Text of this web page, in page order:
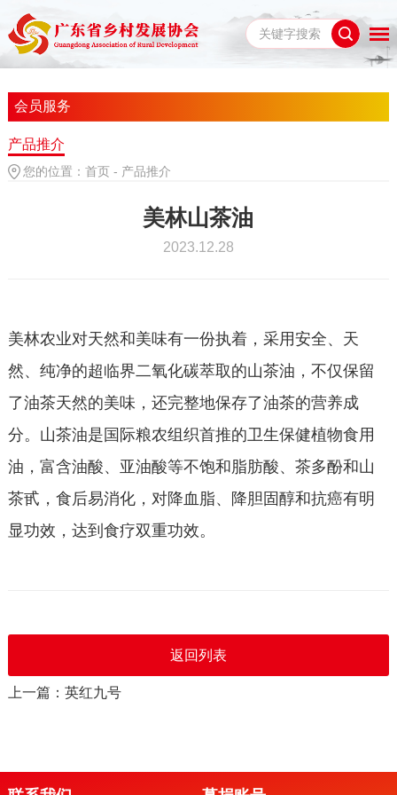
会员服务
产品推介
您的位置： 首页 - 产品推介
美林山茶油
2023.12.28
美林农业对天然和美味有一份执着，采用安全、天
然、纯净的超临界二氧化碳萃取的山茶油，不仅保留
了油茶天然的美味，还完整地保存了油茶的营养成
分。山茶油是国际粮农组织首推的卫生保健植物食用
油，富含油酸、亚油酸等不饱和脂肪酸、茶多酚和山
茶甙，食后易消化，对降血脂、降胆固醇和抗癌有明
显功效，达到食疗双重功效。
返回列表
上一篇：英红九号